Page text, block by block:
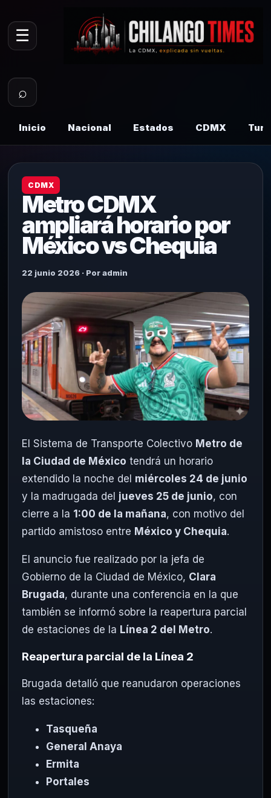
☰
⌕
Inicio Nacional Estados CDMX
CDMX
Metro CDMX
ampliará horario por
México vs Chequia
22 junio 2026 · Por admin
El Sistema de Transporte Colectivo Metro de
la Ciudad de México tendrá un horario
extendido la noche del miércoles 24 de junio
y la madrugada del jueves 25 de junio, con
cierre a la 1:00 de la mañana, con motivo del
partido amistoso entre México y Chequia.
El anuncio fue realizado por la jefa de
Gobierno de la Ciudad de México, Clara
Brugada, durante una conferencia en la que
también se informó sobre la reapertura parcial
de estaciones de la Línea 2 del Metro.
Reapertura parcial de la Línea 2
Brugada detalló que reanudaron operaciones
las estaciones:
Tasqueña
General Anaya
Ermita
Portales